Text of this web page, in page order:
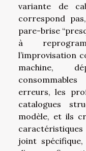
variante de
correspond
pare-brise
à
l’improvisation
machine,
erreurs, les
catalogues
modèle, et ils
caractéristiques
joint spécifique,